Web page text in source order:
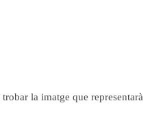
la imatge que representarà